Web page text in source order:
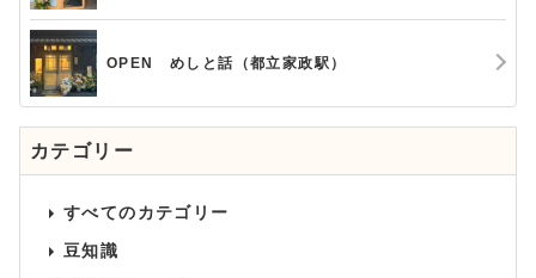
OPEN めしと話（都立家政駅）
カテゴリー
すべてのカテゴリー
豆知識